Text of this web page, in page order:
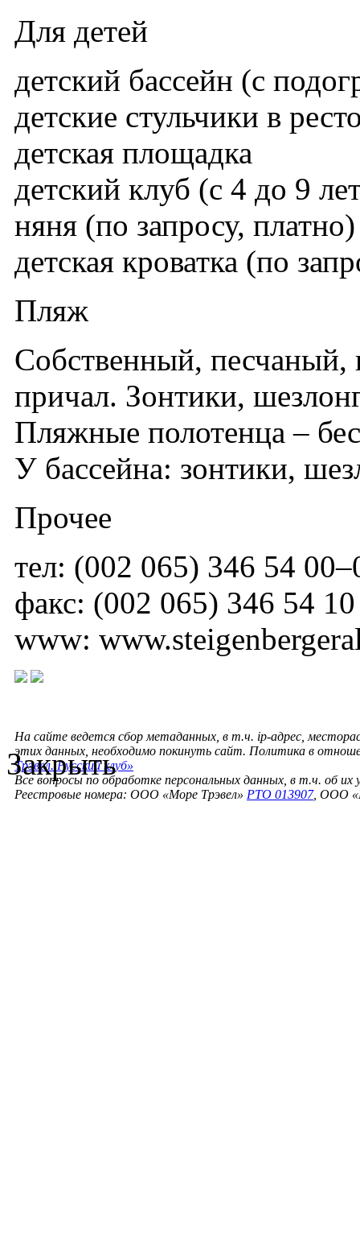
Для детей
детский бассейн (с
детские стульчики в
детская площадка
детский клуб (с 4 до 9
няня (по запросу, платно)
детская кроватка (по
Пляж
Собственный, песчаный,
причал. Зонтики,
Пляжные полотенца –
У бассейна: зонтики,
Прочее
тел: (002 065) 346 54
факс: (002 065) 346 54 10
www:
На сайте ведется сбор метаданных, в т.ч. ip-адрес,
этих данных, необходимо покинуть сайт. Политика в
Трэвел. Русский клуб»
Все вопросы по обработке персональных данных, в т.ч. об их
Реестровые номера: ООО «Море Трэвел» РТО 013907, ООО
Закрыть